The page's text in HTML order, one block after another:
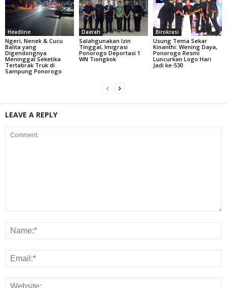
Headline
Ngeri, Nenek & Cucu
Balita yang
Digendongnya
Meninggal Seketika
Tertabrak Truk di
Sampung Ponorogo
Daerah
Salahgunakan Izin
Tinggal, Imigrasi
Ponorogo Deportasi 1
WN Tiongkok
Birokrasi
Usung Tema Sekar
Kinanthi: Wening Daya,
Ponorogo Resmi
Luncurkan Logo Hari
Jadi ke-530
LEAVE A REPLY